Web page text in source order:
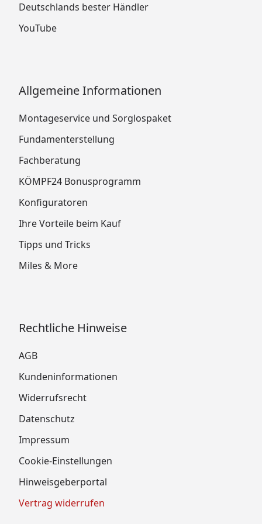
Deutschlands bester Händler
YouTube
Allgemeine Informationen
Montageservice und Sorglospaket
Fundamenterstellung
Fachberatung
KÖMPF24 Bonusprogramm
Konfiguratoren
Ihre Vorteile beim Kauf
Tipps und Tricks
Miles & More
Rechtliche Hinweise
AGB
Kundeninformationen
Widerrufsrecht
Datenschutz
Impressum
Cookie-Einstellungen
Hinweisgeberportal
Vertrag widerrufen